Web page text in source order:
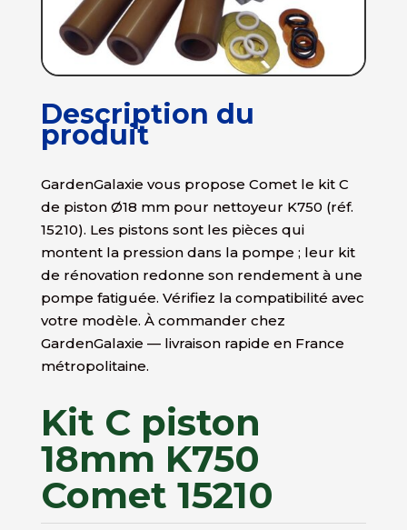
Description du
produit
GardenGalaxie vous propose Comet le kit C
de piston Ø18 mm pour nettoyeur K750 (réf.
15210). Les pistons sont les pièces qui
montent la pression dans la pompe ; leur kit
de rénovation redonne son rendement à une
pompe fatiguée. Vérifiez la compatibilité avec
votre modèle. À commander chez
GardenGalaxie — livraison rapide en France
métropolitaine.
Kit C piston
18mm K750
Comet 15210